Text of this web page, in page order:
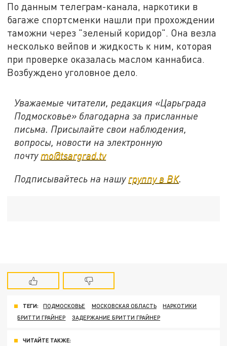
По данным телеграм-канала, наркотики в
багаже спортсменки нашли при прохождении
таможни через "зеленый коридор". Она везла
несколько вейпов и жидкость к ним, которая
при проверке оказалась маслом каннабиса.
Возбуждено уголовное дело.
Уважаемые читатели, редакция «Царьграда
Подмосковье» благодарна за присланные
письма. Присылайте свои наблюдения,
вопросы, новости на электронную
почту mo@tsargrad.tv
Подписывайтесь на нашу группу в ВК.
ТЕГИ: ПОДМОСКОВЬЕ МОСКОВСКАЯ ОБЛАСТЬ
НАРКОТИКИ
БРИТТИ ГРАЙНЕР
ЗАДЕРЖАНИЕ БРИТТИ ГРАЙНЕР
ЧИТАЙТЕ ТАКЖЕ: